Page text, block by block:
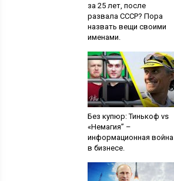
за 25 лет, после
развала СССР? Пора
назвать вещи своими
именами.
Без купюр: Тинькоф vs
«Немагия” –
информационная война
в бизнесе.